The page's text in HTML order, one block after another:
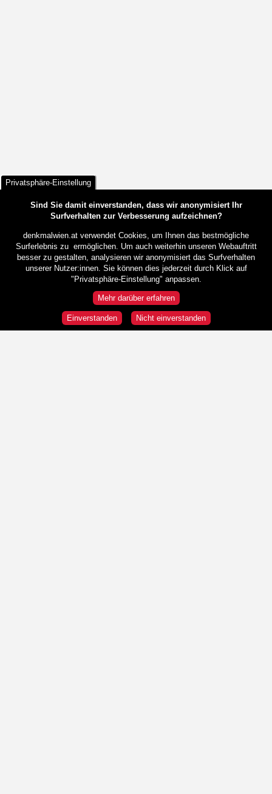
Privatsphäre-Einstellung
Sind Sie damit einverstanden, dass wir anonymisiert Ihr
Surfverhalten zur Verbesserung aufzeichnen?
denkmalwien.at verwendet Cookies, um Ihnen das bestmögliche
Surferlebnis zu ermöglichen. Um auch weiterhin unseren Webauftritt
besser zu gestalten, analysieren wir anonymisiert das Surfverhalten
unserer Nutzer:innen. Sie können dies jederzeit durch Klick auf
"Privatsphäre-Einstellung" anpassen.
Mehr darüber erfahren
Einverstanden Nicht einverstanden